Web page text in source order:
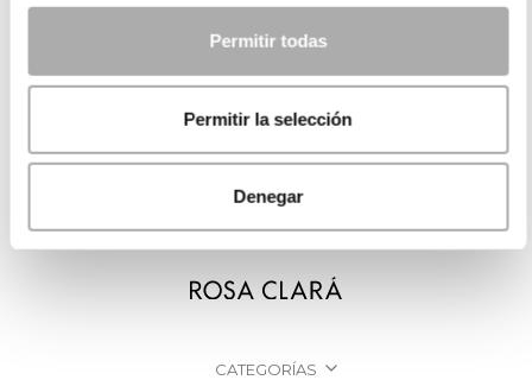
Permitir todas
Permitir la selección
Denegar
CATEGORÍAS